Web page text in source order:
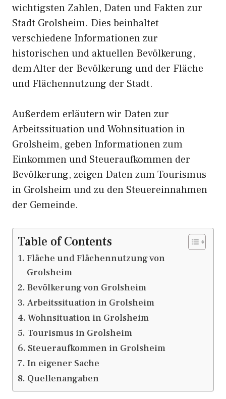
wichtigsten Zahlen, Daten und Fakten zur
Stadt Grolsheim. Dies beinhaltet
verschiedene Informationen zur
historischen und aktuellen Bevölkerung,
dem Alter der Bevölkerung und der Fläche
und Flächennutzung der Stadt.
Außerdem erläutern wir Daten zur
Arbeitssituation und Wohnsituation in
Grolsheim, geben Informationen zum
Einkommen und Steueraufkommen der
Bevölkerung, zeigen Daten zum Tourismus
in Grolsheim und zu den Steuereinnahmen
der Gemeinde.
Table of Contents
Fläche und Flächennutzung von
Grolsheim
Bevölkerung von Grolsheim
Arbeitssituation in Grolsheim
Wohnsituation in Grolsheim
Tourismus in Grolsheim
Steueraufkommen in Grolsheim
In eigener Sache
Quellenangaben